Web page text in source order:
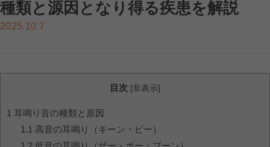
種類と源因となり得る疾患を解説
2025.10.7
目次 [非表示]
1 耳鳴り音の種類と原因
1.1 高音の耳鳴り（キーン・ピー）